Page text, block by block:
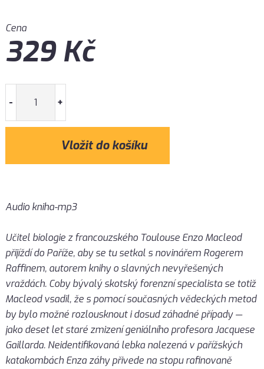
Cena
329Kč
- +
Audio kniha-mp3
Učitel biologie z francouzského Toulouse Enzo Macleod
přijíždí do Paříže, aby se tu setkal s novinářem Rogerem
Raffinem, autorem knihy o slavných nevyřešených
vraždách. Coby bývalý skotský forenzní specialista se totiž
Macleod vsadil, že s pomocí současných vědeckých metod
by bylo možné rozlousknout i dosud záhadné případy —
jako deset let staré zmizení geniálního profesora Jacquese
Gaillarda. Neidentifikovaná lebka nalezená v pařížských
katakombách Enza záhy přivede na stopu rafinovaně